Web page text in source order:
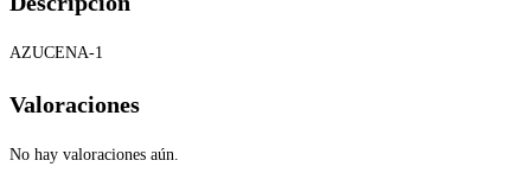
AZUCENA-1
Valoraciones
No hay valoraciones aún.